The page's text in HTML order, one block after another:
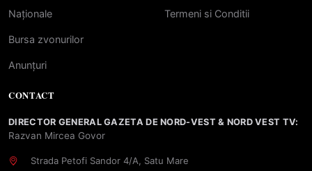
Naționale
Bursa zvonurilor
Anunțuri
Termeni si Conditii
CONTACT
DIRECTOR GENERAL GAZETA DE NORD-VEST & NORD VEST TV:
Razvan Mircea Govor
Strada Petofi Sandor 4/A, Satu Mare